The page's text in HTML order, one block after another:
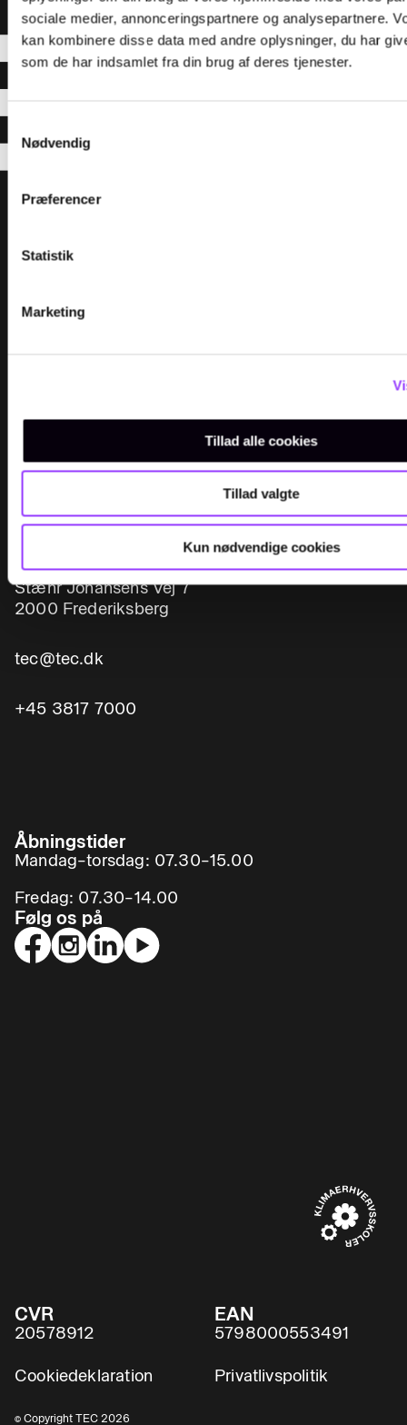
sociale medier, annonceringspartnere og analysepartnere.
kan kombinere disse data med andre oplysninger, du har
som de har indsamlet fra din brug af deres tjenester.
Nødvendig
Præferencer
Statistik
Marketing
Tillad alle cookies
Tillad valgte
Kun nødvendige cookies
UDDANNELSER
FOR VIRKSOMHEDER
Kontakt
Al post sendes til:
Stæhr Johansens Vej 7
2000 Frederiksberg
tec@tec.dk
+45 3817 7000
Åbningstider
Mandag–torsdag: 07.30–15.00
Fredag: 07.30–14.00
Følg os på
CVR
20578912
EAN
5798000553491
Cookiedeklaration Privatlivspolitik
© Copyright TEC 2026